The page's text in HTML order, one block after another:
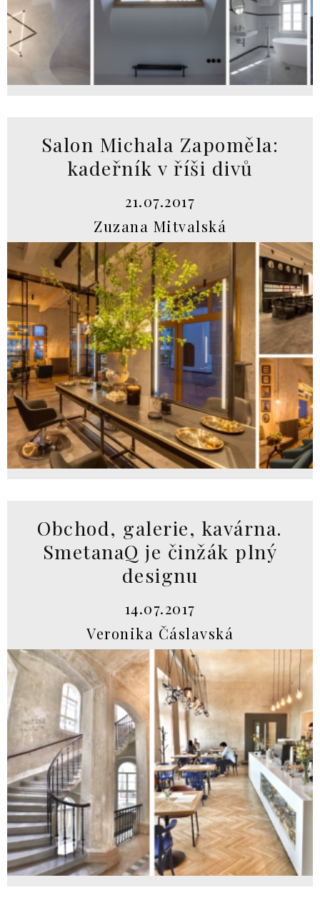
Salon Michala Zapoměla:
kadeřník v říši divů
21.07.2017
Zuzana Mitvalská
Obchod, galerie, kavárna.
SmetanaQ je činžák plný
designu
14.07.2017
Veronika Čáslavská